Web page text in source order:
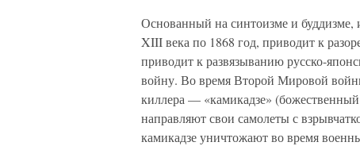
Основанный на синтоизме и буддизме,
XIII века по 1868 год, приводит к
приводит к развязыванию русско-
войну. Во время Второй Мировой
киллера — «камикадзе»
направляют свои самолеты с
камикадзе уничтожают во время